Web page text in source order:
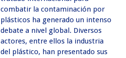
combatir la contaminación por
plásticos ha generado un intenso
debate a nivel global. Diversos
actores, entre ellos la industria
del plástico, han presentado sus